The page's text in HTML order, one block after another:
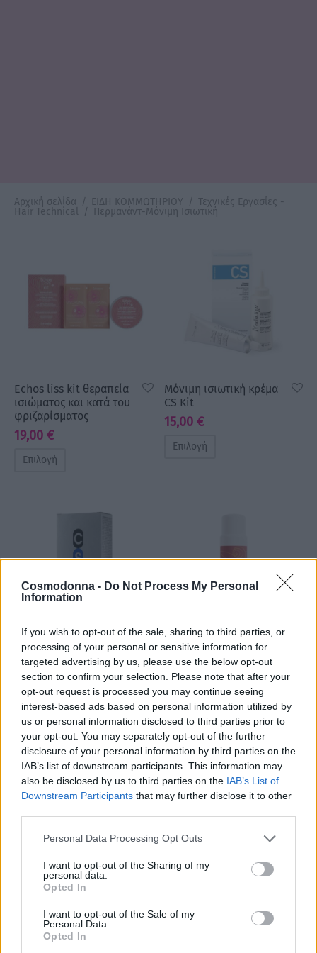
Cosmodonna - Do Not Process My Personal
Information
If you wish to opt-out of the sale, sharing to third parties, or
processing of your personal or sensitive information for
targeted advertising by us, please use the below opt-out
section to confirm your selection. Please note that after your
opt-out request is processed you may continue seeing
interest-based ads based on personal information utilized by
us or personal information disclosed to third parties prior to
your opt-out. You may separately opt-out of the further
disclosure of your personal information by third parties on the
IAB’s list of downstream participants. This information may
also be disclosed by us to third parties on the IAB’s List of
Downstream Participants that may further disclose it to other
Personal Data Processing Opt Outs
I want to opt-out of the Sharing of my
personal data.
Opted In
I want to opt-out of the Sale of my
Personal Data.
Opted In
Αρχική σελίδα / ΕΙΔΗ ΚΟΜΜΩΤΗΡΙΟΥ / Τεχνικές Εργασίες -
Hair Technical
/ Περμανάντ-Μόνιμη Ισιωτική
Echos liss kit θεραπεία
ισιώματος και κατά του
φριζαρίσματος
19,00 €
Επιλογή
Μόνιμη ισιωτική κρέμα
CS Kit
15,00 €
Επιλογή
Μόνιμη ισιωτική κρέμα
CS Kit ES
16,50€
Επιλογή
Περμανάντ για βαμμένα
μαλλιά Echos Perm P2
16,00€
Επιλογή
μαλλιά Echos Perm P1
16,00€
Φιξάρισμα για βαμμένα